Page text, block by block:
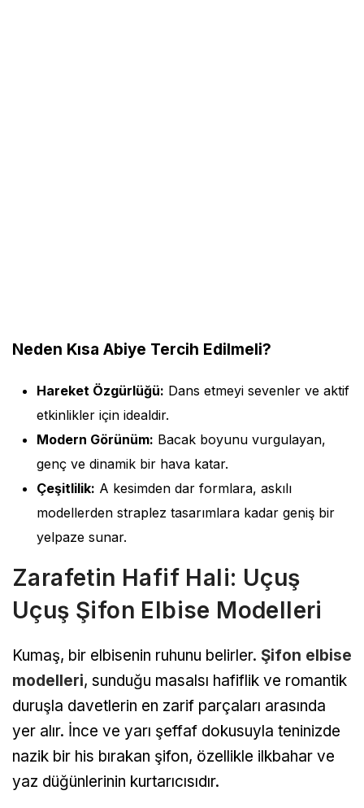
Neden Kısa Abiye Tercih Edilmeli?
Hareket Özgürlüğü: Dans etmeyi sevenler ve aktif
etkinlikler için idealdir.
Modern Görünüm: Bacak boyunu vurgulayan,
genç ve dinamik bir hava katar.
Çeşitlilik: A kesimden dar formlara, askılı
modellerden straplez tasarımlara kadar geniş bir
yelpaze sunar.
Zarafetin Hafif Hali: Uçuş
Uçuş Şifon Elbise Modelleri
Kumaş, bir elbisenin ruhunu belirler. Şifon elbise
modelleri, sunduğu masalsı hafiflik ve romantik
duruşla davetlerin en zarif parçaları arasında
yer alır. İnce ve yarı şeffaf dokusuyla teninizde
nazik bir his bırakan şifon, özellikle ilkbahar ve
yaz düğünlerinin kurtarıcısıdır.